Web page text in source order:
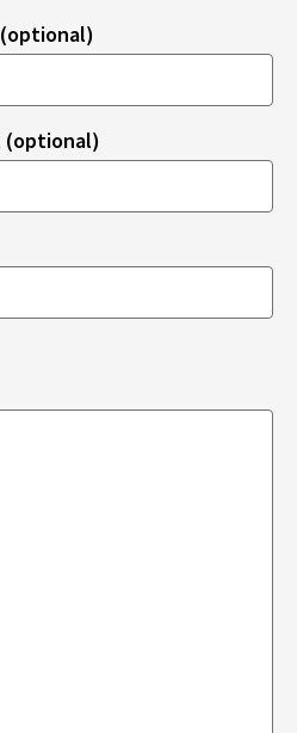
(optional)